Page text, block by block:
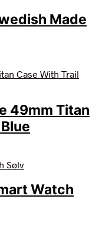
Made
49mm Titan
Watch